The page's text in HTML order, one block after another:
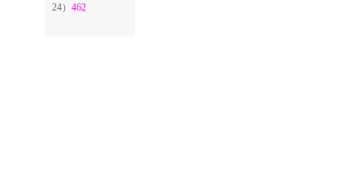
24） 462